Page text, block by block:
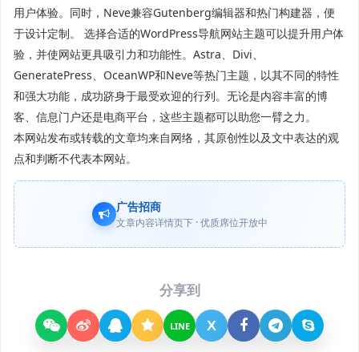
用户体验。同时，Neve兼容Gutenberg编辑器和热门构建器，便
于设计定制。 选择合适的WordPress导航网站主题可以提升用户体
验，并使网站更具吸引力和功能性。Astra、Divi、
GeneratePress、OceanWP和Neve等热门主题，以其不同的特性
和强大功能，成功跻身于最受欢迎的行列。无论是内容丰富的博
客、信息门户还是电商平台，这些主题都可以助您一臂之力。
本网站发布或转载的文章均来自网络，其原创性以及文中表达的观
点和判断不代表本网站。
广告招商
文章内容详情页下 · 优质席位开放中
分享到
LINE X